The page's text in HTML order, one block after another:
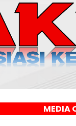
MEDIA ONLINE